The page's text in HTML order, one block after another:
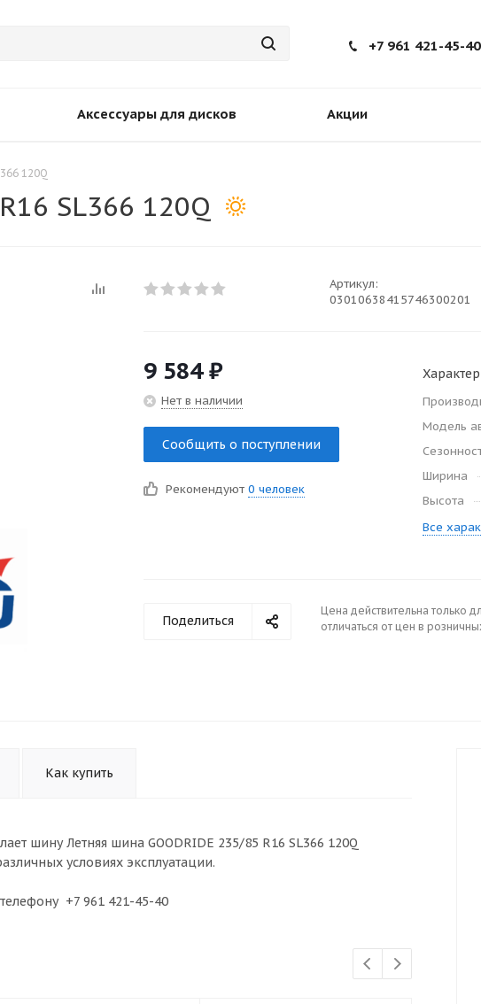
+7 961 421-45-40
Аксессуары для дисков Акции
120Q
SL366 120Q
Артикул:
03010638415746300201
9 584₽
Нет в наличии
Сообщить о поступлении
Рекомендуют 0 человек
Модель
Ширина
Высота
Все
Поделиться
Цена действительна только
отличаться от цен в
Как купить
шину Летняя шина GOODRIDE 235/85 R16 SL366 120Q
условиях эксплуатации.
+7 961 421-45-40